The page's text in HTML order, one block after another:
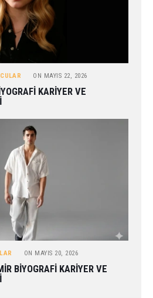
ON MAYIS 22, 2026
KARIYER VE
ON MAYIS 20, 2026
BIYOGRAFI KARIYER VE